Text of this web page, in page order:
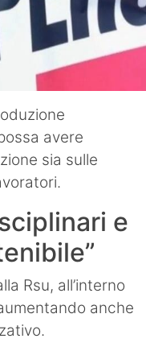
avere
sia sulle
e
Rsu, all’interno
anche